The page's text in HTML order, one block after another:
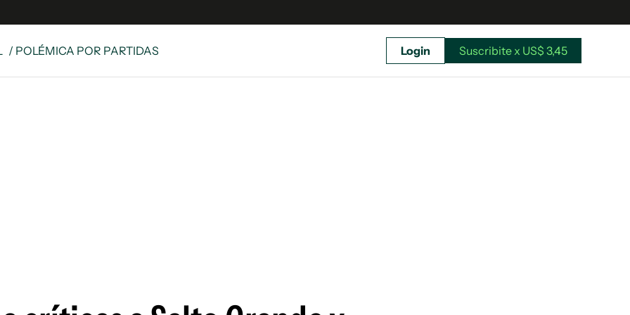
/ POLÉMICA POR PARTIDAS Login Suscribite x US$ 3,45